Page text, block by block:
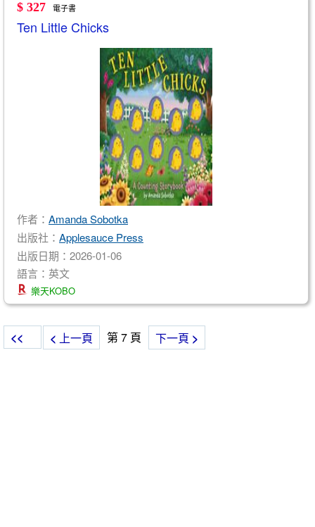
$ 327 電子書
Ten Little Chicks
作者： Amanda Sobotka
出版社： Applesauce Press
出版日期：2026-01-06
語言：英文
樂天KOBO
<< < 上一頁 第 7 頁 下一頁 >